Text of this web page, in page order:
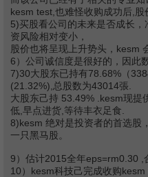
kesm test,也难怪收购成功后,股
5)买股看公司的未来是否成长
资风险相对变小，
股价也将呈现上升势头，kesm
6）公司诚信度是很好的，因此
7)30大股东已持有78.68%（
(21.32%),总股数为43014張.
大股东己持 53.49% .kesm现提
低,早点进货,等待丰衣足食.
8)kesm 绝对是投资者的首选股
一只黑马股。
9）估计2015全年eps=rm0.30
10）kesm科技己完成收购